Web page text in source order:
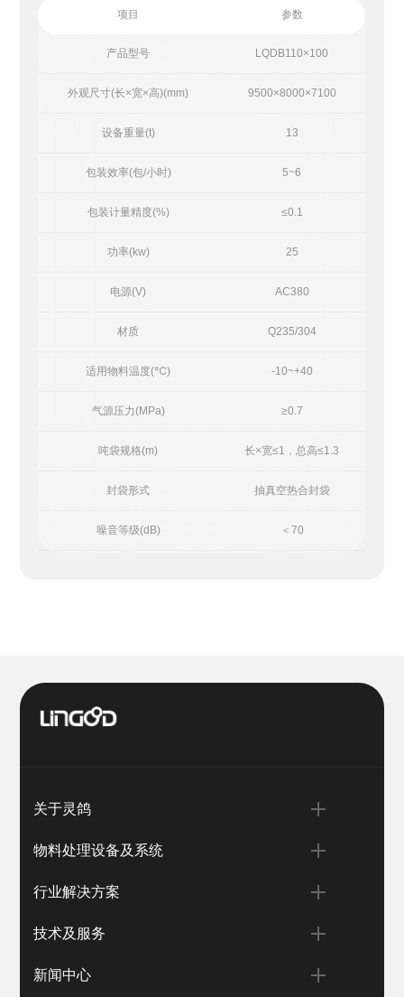
项目 参数
产品型号 LQDB110×100
外观尺寸(长×宽×高)(mm) 9500×8000×7100
设备重量(t) 13
包装效率(包/小时) 5~6
包装计量精度(%) ≤0.1
功率(kw) 25
电源(V) AC380
材质 Q235/304
适用物料温度(℃) -10~+40
气源压力(MPa) ≥0.7
吨袋规格(m) 长×宽≤1，总高≤1.3
封袋形式 抽真空热合封袋
噪音等级(dB) ＜70
关于灵鸽
物料处理设备及系统
行业解决方案
技术及服务
新闻中心